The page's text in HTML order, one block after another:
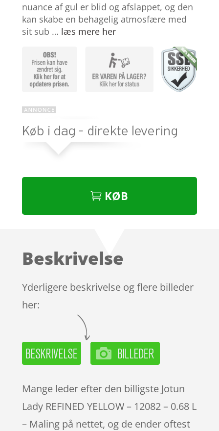
nuance af gul er blid og afslappet, og den
kan skabe en behagelig atmosfære med
sit sub … læs mere her
KØB
Beskrivelse
Yderligere beskrivelse og flere billeder
her:
Mange leder efter den billigste Jotun
Lady REFINED YELLOW – 12082 – 0.68 L
– Maling på nettet, og de ender oftest